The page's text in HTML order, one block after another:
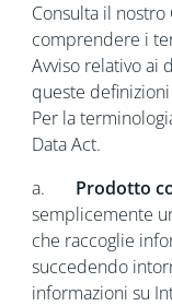
Consulta il
comprendere i
Avviso relativo ai
queste
Per la
Data Act.
a. Prodotto
semplicemente
che raccoglie
succedendo
informazioni su